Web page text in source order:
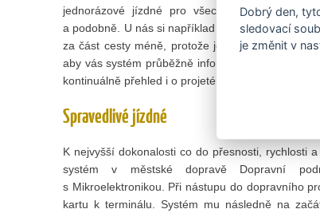
jednorázové jízdné pro všechny, nezohledňují
a podobně. U nás si například koupíte
za část cesty méně, protože je ještě v platnosti
aby vás systém průběžně informoval, kolik vám v
kontinuálně přehled i o projetém čase,“ pokračuje
Spravedlivé jízdné
K nejvyšší dokonalosti co do přesnosti, rychlosti
systém v městské dopravě Dopravní
s Mikroelektronikou. Při nástupu do dopravního
kartu k terminálu. Systém mu následně na
Dobrý den,
sledovací
je změnit v